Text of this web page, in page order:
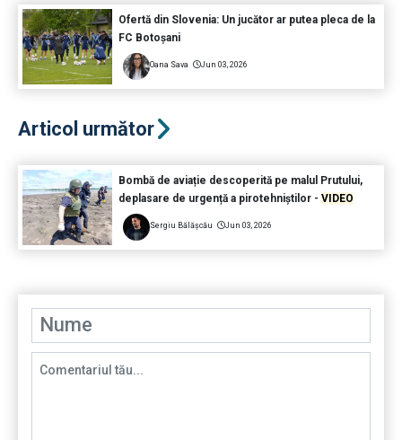
Ofertă din Slovenia: Un jucător ar putea pleca de la
FC Botoșani
Oana Sava Jun 03, 2026
Articol următor
Bombă de aviație descoperită pe malul Prutului,
deplasare de urgență a pirotehniștilor - VIDEO
Sergiu Bălășcău Jun 03, 2026